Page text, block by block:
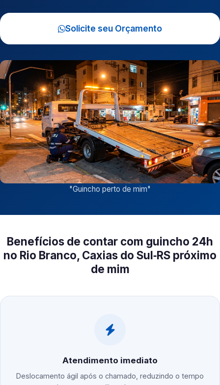
Solicite seu Orçamento
"Guincho perto de mim"
Benefícios de contar com guincho 24h
no Rio Branco, Caxias do Sul‑RS próximo
de mim
Atendimento imediato
Deslocamento ágil após o chamado, reduzindo o tempo